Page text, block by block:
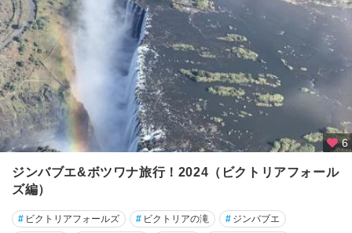
6
ジンバブエ&ボツワナ旅行！2024（ビクトリアフォール
ズ編）
# ビクトリアフォールズ # ビクトリアの滝 # ジンバブエ